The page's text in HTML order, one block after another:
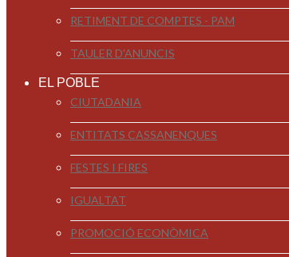
RETIMENT DE COMPTES - PAM
TAULER D'ANUNCIS
EL POBLE
CIUTADANIA
ENTITATS CASSANENQUES
FESTES I FIRES
IGUALTAT
PROMOCIÓ ECONÒMICA